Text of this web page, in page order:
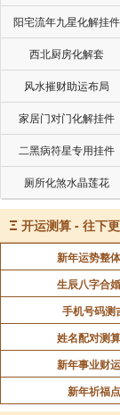
姜粉与开水或
以沐浴或沐足
如果你实在
吧，姜味浓郁
外，还具有祛
奶本身偏寒，
生姜药谱
■生姜10克(
煮沸，晾至适
用，有祛寒的作
■生姜10克，
煎，趁热服。
■生姜5克、
蜜适量。每日
气喘。
阳宅流年九星化解挂件
西北厨房化解套
风水摧财助运布局
家居门对门化解挂件
二黑病符星专用挂件
厕所化煞水晶莲花
Ξ 开运测算 - 往下
新年运势整
生辰八字合
手机号码测
姓名配对测
新年事业财
新年祈福